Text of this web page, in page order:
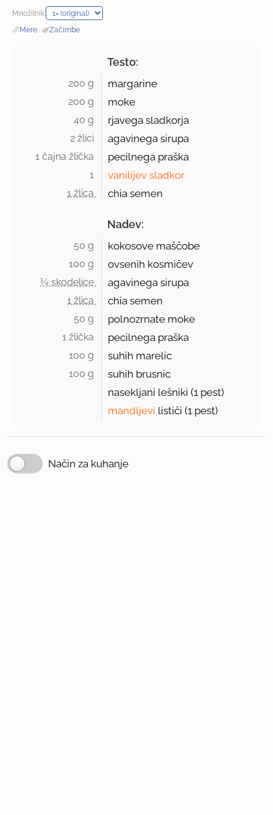
Množilnik:
📏Mere · 🌿Začimbe
Testo:
200 g margarine
200 g moke
40 g rjavega sladkorja
2 žlici agavinega sirupa
1 čajna žlička pecilnega praška
1 vanilijev sladkor
1 žlica chia semen
Nadev:
50 g kokosove maščobe
100 g ovsenih kosmičev
¾ skodelice agavinega sirupa
1 žlica chia semen
50 g polnozrnate moke
1 žlička pecilnega praška
100 g suhih marelic
100 g
suhih brusnic
nasekljani lešniki (1 pest)
mandljevi lističi (1 pest)
Način za kuhanje